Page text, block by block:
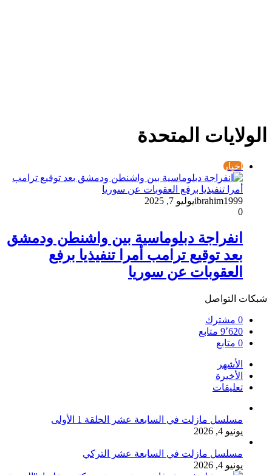
الولايات المتحدة
أخبار
ibrahim1999يوليو 7, 2025
0
انفراجة دبلوماسية بين واشنطن ودمشق
بعد توقيع ترامب أمرا تنفيذيا برفع
العقوبات عن سوريا
شبكات التواصل
0 مشترك
9٬620 متابع
0 متابع
الأشهر
الأخيرة
تعليقات
مسلسل مازلت في السابعة عشر الحلقة 1 الأولى
يونيو 4, 2026
مسلسل مازلت في السابعة عشر التركي
يونيو 4, 2026